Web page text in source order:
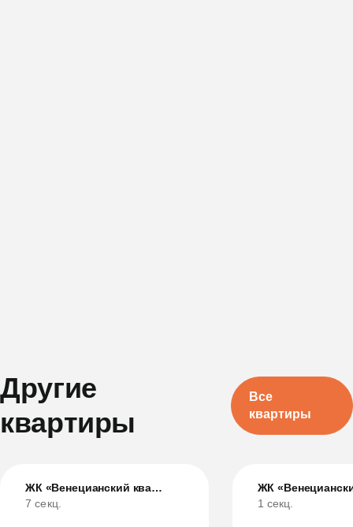
Другие
квартиры
Все
квартиры
ЖК «Венецианский квартал»
7 секц.
1 секц.